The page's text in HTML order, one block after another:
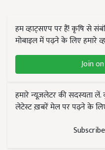
हम व्हाट्सएप पर हैं! कृषि से
मोबाइल में पढ़ने के लिए हमारे
Join
हमारे न्यूज़लेटर की सदस्यता
लेटेस्ट ख़बरें मेल पर पढ़ने के